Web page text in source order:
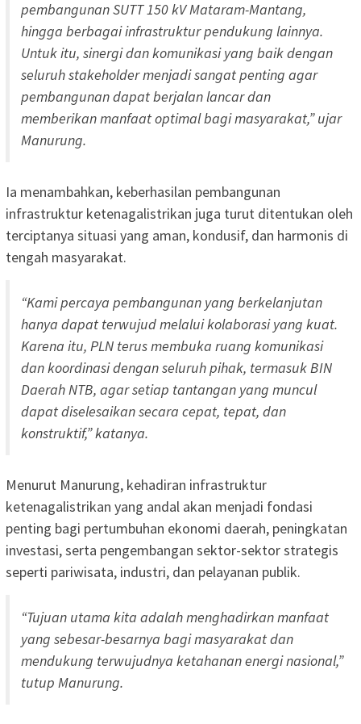
pembangunan SUTT 150 kV Mataram-Mantang,
hingga berbagai infrastruktur pendukung lainnya.
Untuk itu, sinergi dan komunikasi yang baik dengan
seluruh stakeholder menjadi sangat penting agar
pembangunan dapat berjalan lancar dan
memberikan manfaat optimal bagi masyarakat,” ujar
Manurung.
Ia menambahkan, keberhasilan pembangunan
infrastruktur ketenagalistrikan juga turut ditentukan oleh
terciptanya situasi yang aman, kondusif, dan harmonis di
tengah masyarakat.
“Kami percaya pembangunan yang berkelanjutan
hanya dapat terwujud melalui kolaborasi yang kuat.
Karena itu, PLN terus membuka ruang komunikasi
dan koordinasi dengan seluruh pihak, termasuk BIN
Daerah NTB, agar setiap tantangan yang muncul
dapat diselesaikan secara cepat, tepat, dan
konstruktif,” katanya.
Menurut Manurung, kehadiran infrastruktur
ketenagalistrikan yang andal akan menjadi fondasi
penting bagi pertumbuhan ekonomi daerah, peningkatan
investasi, serta pengembangan sektor-sektor strategis
seperti pariwisata, industri, dan pelayanan publik.
“Tujuan utama kita adalah menghadirkan manfaat
yang sebesar-besarnya bagi masyarakat dan
mendukung terwujudnya ketahanan energi nasional,”
tutup Manurung.